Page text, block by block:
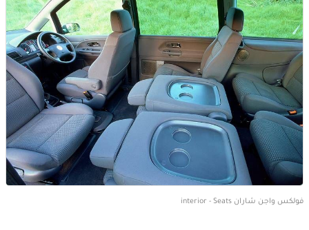
فولكس واجن شاران interior - Seats